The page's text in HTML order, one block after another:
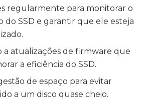
regularmente para monitorar o
do SSD e garantir que ele esteja
a atualizações de firmware que
a eficiência do SSD.
de espaço para evitar
a um disco quase cheio.